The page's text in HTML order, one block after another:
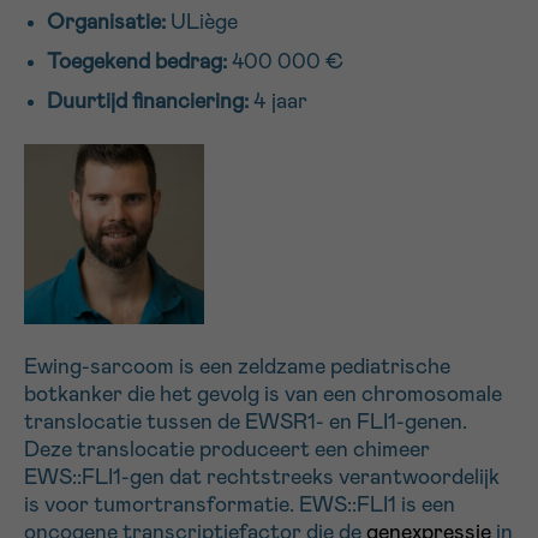
Organisatie: ULiège
Toegekend bedrag: 400 000 €
Duurtijd financiering: 4 jaar
Ewing-sarcoom is een zeldzame pediatrische
botkanker die het gevolg is van een chromosomale
translocatie tussen de EWSR1- en FLI1-genen.
Deze translocatie produceert een chimeer
EWS::FLI1-gen dat rechtstreeks verantwoordelijk
is voor tumortransformatie. EWS::FLI1 is een
oncogene transcriptiefactor die de genexpressie in
EMAIL
MIJN VRAAG
Ja, stuur mij de nieuwsbrief
Ik aanvaard de
gebruiksvoorwaarden
*VERPLICHT VELD
16h-18h